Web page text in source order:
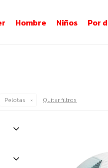
Hombre Niños Por
Pelotas Quitar filtros